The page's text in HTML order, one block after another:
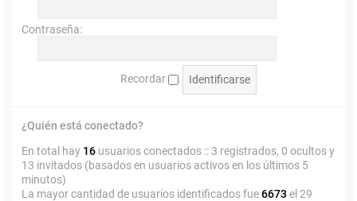
Contraseña:
Recordar
¿Quién está conectado?
En total hay 16 usuarios conectados :: 3 registrados, 0 ocultos y
13 invitados (basados en usuarios activos en los últimos 5
minutos)
La mayor cantidad de usuarios identificados fue6673 el 29